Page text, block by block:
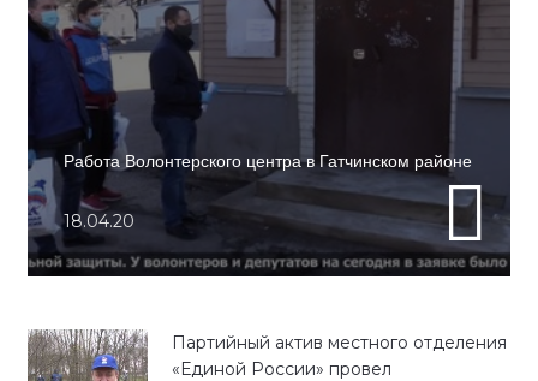
Работа Волонтерского центра в Гатчинском районе
18.04.20
Партийный актив местного отделения
«Единой России» провел